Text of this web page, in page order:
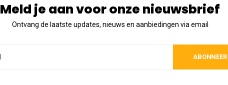
Meld je aan voor onze nieuwsbrief
Ontvang de laatste updates, nieuws en aanbiedingen via email
ABONNEER